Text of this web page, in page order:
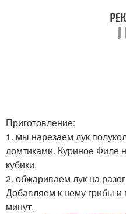
Приготовление:
1. мы нарезаем лук
ломтиками. Куриное Филе
кубики.
2. обжариваем лук на
Добавляем к нему грибы
минут.